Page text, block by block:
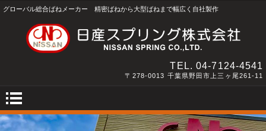
グローバル総合ばねメーカー 精密ばねから大型ばねまで幅広く自社製作
TEL.04-7124-4541
〒278-0013 千葉県野田市上三ヶ尾261-11